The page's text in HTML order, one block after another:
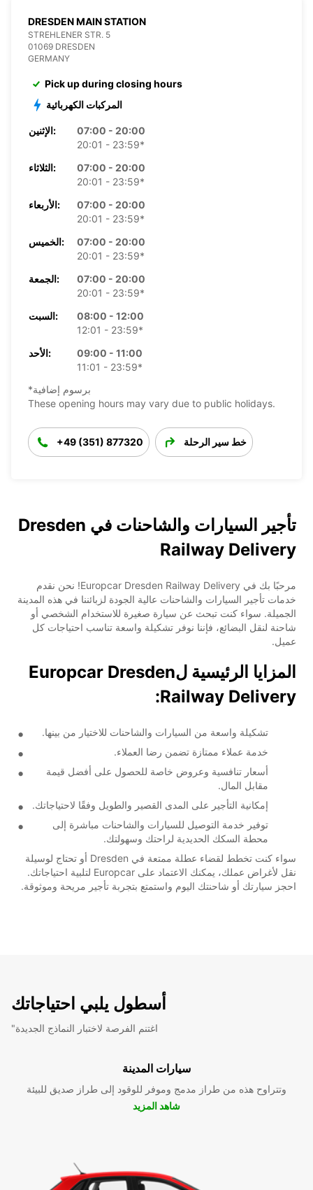
DRESDEN MAIN STATION
STREHLENER STR. 5
01069 DRESDEN
GERMANY
Pick up during closing hours
المركبات الكهربائية
الإثنين:
07:00 - 20:00
20:01 - 23:59*
الثلاثاء:
07:00 - 20:00
20:01 - 23:59*
الأربعاء:
07:00 - 20:00
20:01 - 23:59*
الخميس:
07:00 - 20:00
20:01 - 23:59*
الجمعة:
07:00 - 20:00
20:01 - 23:59*
السبت:
08:00 - 12:00
12:01 - 23:59*
الأحد:
09:00 - 11:00
11:01 - 23:59*
*برسوم إضافية
These opening hours may vary due to public holidays.
+49 (351) 877320 خط سير الرحلة
تأجير السيارات والشاحنات في Dresden
Railway Delivery
مرحبًا بك في Europcar Dresden Railway Delivery! نحن نقدم
خدمات تأجير السيارات والشاحنات عالية الجودة لزبائننا في هذه المدينة
الجميلة. سواء كنت تبحث عن سيارة صغيرة للاستخدام الشخصي أو
شاحنة لنقل البضائع، فإننا نوفر تشكيلة واسعة تناسب احتياجات كل
عميل.
المزايا الرئيسية لEuropcar Dresden
Railway Delivery:
تشكيلة واسعة من السيارات والشاحنات للاختيار من بينها.
خدمة عملاء ممتازة تضمن رضا العملاء.
أسعار تنافسية وعروض خاصة للحصول على أفضل قيمة
مقابل المال.
إمكانية التأجير على المدى القصير والطويل وفقًا لاحتياجاتك.
توفير خدمة التوصيل للسيارات والشاحنات مباشرة إلى
محطة السكك الحديدية لراحتك وسهولتك.
سواء كنت تخطط لقضاء عطلة ممتعة في Dresden أو تحتاج لوسيلة
نقل لأغراض عملك، يمكنك الاعتماد على Europcar لتلبية احتياجاتك.
احجز سيارتك أو شاحنتك اليوم واستمتع بتجربة تأجير مريحة وموثوقة.
أسطول يلبي احتياجاتك
"اغتنم الفرصة لاختبار النماذج الجديدة
سيارات المدينة
وتتراوح هذه من طراز مدمج وموفر للوقود إلى طراز صديق للبيئة
شاهد المزيد